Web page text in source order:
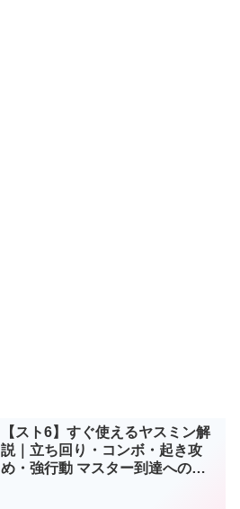
【スト6】すぐ使えるヤスミン解
説｜立ち回り・コンボ・起き攻
め・強行動 マスター到達への完